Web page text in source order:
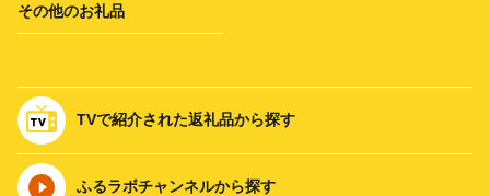
その他のお礼品
TVで紹介された返礼品から探す
ふるラボチャンネルから探す